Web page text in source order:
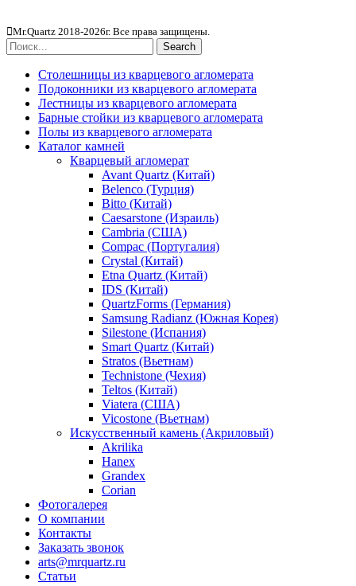
Mr.Quartz 2018-2026г. Все права защищены.
Search
Столешницы из кварцевого агломерата
Подоконники из кварцевого агломерата
Лестницы из кварцевого агломерата
Барные стойки из кварцевого агломерата
Полы из кварцевого агломерата
Каталог камней
Кварцевый агломерат
Avant Quartz (Китай)
Belenco (Турция)
Bitto (Китай)
Caesarstone (Израиль)
Cambria (США)
Compac (Португалия)
Crystal (Китай)
Etna Quartz (Китай)
IDS (Китай)
QuartzForms (Германия)
Samsung Radianz (Южная Корея)
Silestone (Испания)
Smart Quartz (Китай)
Stratos (Вьетнам)
Technistone (Чехия)
Teltos (Китай)
Viatera (США)
Vicostone (Вьетнам)
Искусственный камень (Акриловый)
Akrilika
Hanex
Grandex
Corian
Фотогалерея
О компании
Контакты
Заказать звонок
arts@mrquartz.ru
Статьи